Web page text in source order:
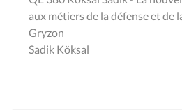
aux métiers de la défense et
Gryzon
Sadik Köksal